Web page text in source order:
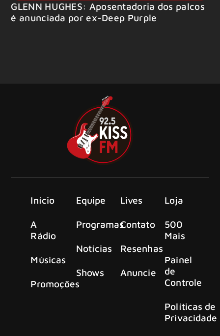
GLENN HUGHES: Aposentadoria dos palcos
é anunciada por ex-Deep Purple
Início
A
Rádio
Músicas
Promoções
Equipe
Programas
Notícias
Shows
Lives
Contato
Resenhas
Anuncie
Loja
500
Mais
Painel
de
Controle
Políticas de
Privacidade